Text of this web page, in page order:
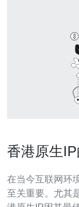
香港原生
在当今互联网环
至关重要。尤其